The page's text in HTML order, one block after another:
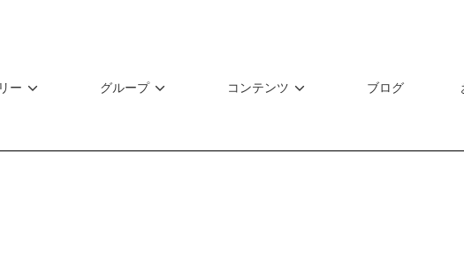
ー グループ コンテンツ ブログ